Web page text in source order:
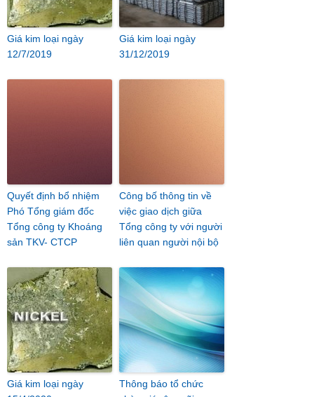
Giá kim loại ngày
12/7/2019
Giá kim loại ngày
31/12/2019
Quyết định bổ nhiệm
Phó Tổng giám đốc
Tổng công ty Khoáng
sản TKV- CTCP
Công bố thông tin về
việc giao dịch giữa
Tổng công ty với người
liên quan người nội bộ
Giá kim loại ngày
Thông báo tổ chức